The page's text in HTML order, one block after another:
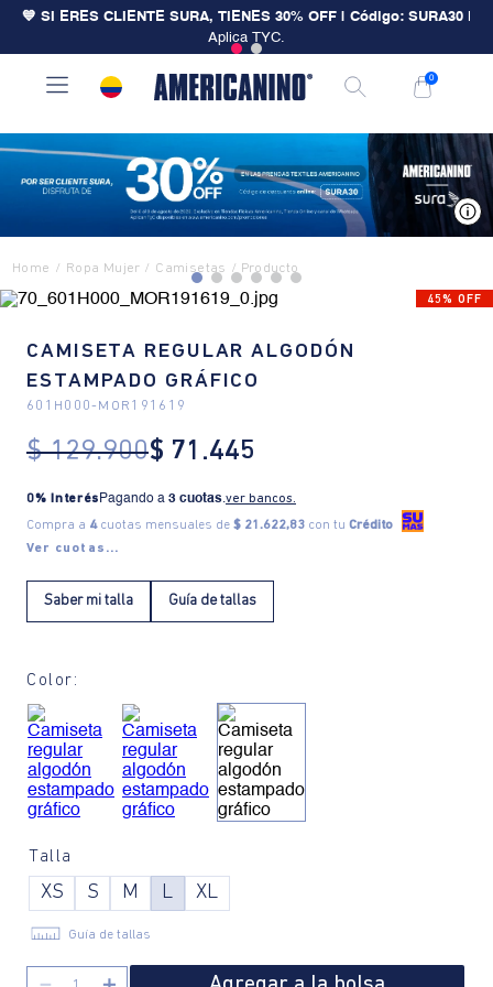
💙 SI ERES CLIENTE SURA, TIENES 30% OFF | Código: SURA30
Aplica TYC.
0
Ropa Mujer Camisetas
45% OFF
CAMISETA REGULAR ALGODÓN
ESTAMPADO GRÁFICO
601H000- MOR191619
$ 129.900$ 71 .445
0% Interés Pagando a 3 cuotas.ver bancos.
Compra a 4cuotas mensuales de $ 21.622,83 con tu Crédito
Ver cuotas...
Saber mi talla Guía de tallas
Color:
Talla
XS S M L XL
Guía de tallas